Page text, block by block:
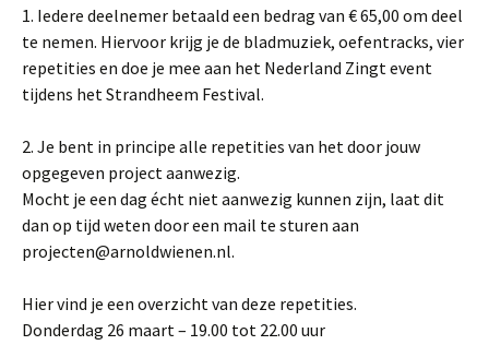
1. Iedere deelnemer betaald een bedrag van € 65,00 om deel
te nemen. Hiervoor krijg je de bladmuziek, oefentracks, vier
repetities en doe je mee aan het Nederland Zingt event
tijdens het Strandheem Festival.
2. Je bent in principe alle repetities van het door jouw
opgegeven project aanwezig.
Mocht je een dag écht niet aanwezig kunnen zijn, laat dit
dan op tijd weten door een mail te sturen aan
projecten@arnoldwienen.nl.
Hier vind je een overzicht van deze repetities.
Donderdag 26 maart – 19.00 tot 22.00 uur